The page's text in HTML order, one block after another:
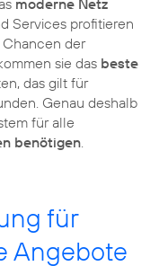
Services profitieren
der
sie das beste
das gilt für
Genau deshalb
für alle
benötigen
für
Angebote